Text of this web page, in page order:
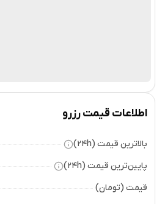
اطلاعات قیمت رزرو
بالاترین قیمت (۲۴h)
پایین‌ترین قیمت (۲۴h)
قیمت (تومان)